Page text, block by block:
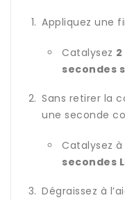
Appliquez une
Catalysez
secondes
Sans retirer la
une seconde
Catalysez
secondes
Dégraissez à